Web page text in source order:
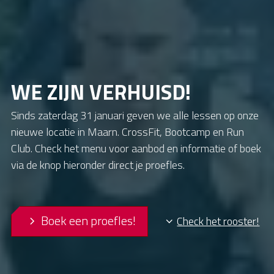
WE ZIJN VERHUISD!
Sinds zaterdag 31 januari geven we alle lessen op onze
nieuwe locatie in Maarn. CrossFit, Bootcamp en Run
Club. Check het menu voor aanbod en informatie of boek
via de knop hieronder direct je proefles.
Boek een proefles! Check het rooster!